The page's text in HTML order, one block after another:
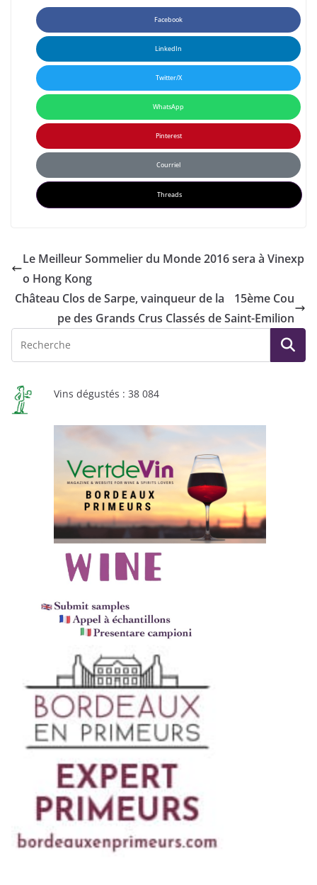
Facebook
LinkedIn
Twitter/X
WhatsApp
Pinterest
Courriel
Threads
Le Meilleur Sommelier du Monde 2016 sera à Vinexp
o Hong Kong
Château Clos de Sarpe, vainqueur de la 15ème Cou
pe des Grands Crus Classés de Saint-Emilion
Vins dégustés : 38 084